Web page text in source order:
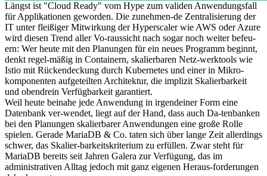
Längst ist "Cloud Ready" vom Hype zum validen Anwendungsfall
für Applikationen geworden. Die zunehmen-de Zentralisierung der
IT unter fleißiger Mitwirkung der Hyperscaler wie AWS oder Azure
wird diesen Trend aller Vo-raussicht nach sogar noch weiter befeu-
ern: Wer heute mit den Planungen für ein neues Programm beginnt,
denkt regel-mäßig in Containern, skalierbaren Netz-werktools wie
Istio mit Rückendeckung durch Kubernetes und einer in Mikro-
komponenten aufgeteilten Architektur, die implizit Skalierbarkeit
und obendrein Verfügbarkeit garantiert.
Weil heute beinahe jede Anwendung in irgendeiner Form eine
Datenbank ver-wendet, liegt auf der Hand, dass auch Da-tenbanken
bei den Planungen skalierbarer Anwendungen eine große Rolle
spielen. Gerade MariaDB & Co. taten sich über lange Zeit allerdings
schwer, das Skalier-barkeitskriterium zu erfüllen. Zwar steht für
MariaDB bereits seit Jahren Galera zur Verfügung, das im
administrativen Alltag jedoch mit ganz eigenen Heraus-forderungen